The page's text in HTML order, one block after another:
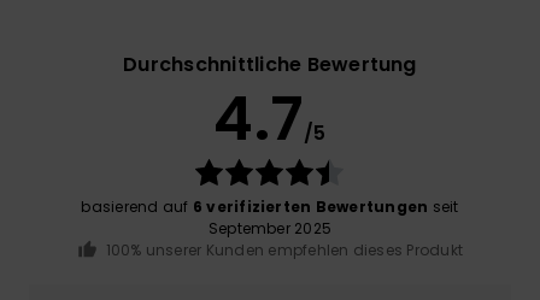
Durchschnittliche Bewertung
4.7/5
basierend auf 6 verifizierten Bewertungen seit
September 2025
100% unserer Kunden empfehlen dieses Produkt